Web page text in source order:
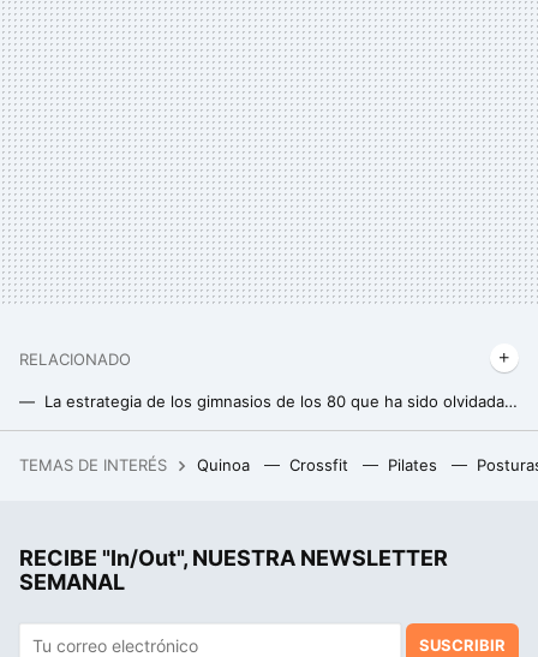
RELACIONADO
La estrategia de los gimnasios de los 80 que ha sido olvidada y puede ser clave para ayudarte a ganar músculo
TEMAS DE INTERÉS Quinoa Crossfit Pilates
RECIBE "In/Out", NUESTRA NEWSLETTER
SEMANAL
SUSCRIBIR